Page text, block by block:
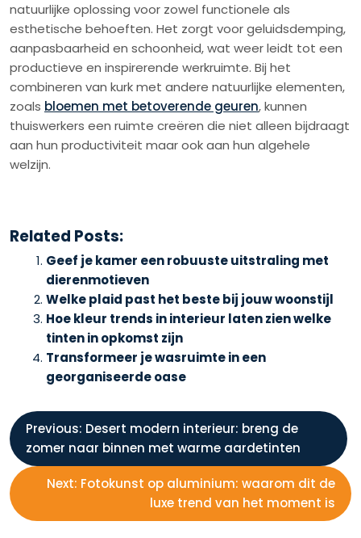
natuurlijke oplossing voor zowel functionele als
esthetische behoeften. Het zorgt voor geluidsdemping,
aanpasbaarheid en schoonheid, wat weer leidt tot een
productieve en inspirerende werkruimte. Bij het
combineren van kurk met andere natuurlijke elementen,
zoals bloemen met betoverende geuren, kunnen
thuiswerkers een ruimte creëren die niet alleen bijdraagt
aan hun productiviteit maar ook aan hun algehele
welzijn.
Related Posts:
Geef je kamer een robuuste uitstraling met
dierenmotieven
Welke plaid past het beste bij jouw woonstijl
Hoe kleur trends in interieur laten zien welke
tinten in opkomst zijn
Transformeer je wasruimte in een
georganiseerde oase
B
e
r
Previous: Desert modern interieur: breng de
zomer naar binnen met warme aardetinten
Next: Fotokunst op aluminium: waarom dit de
luxe trend van het moment is